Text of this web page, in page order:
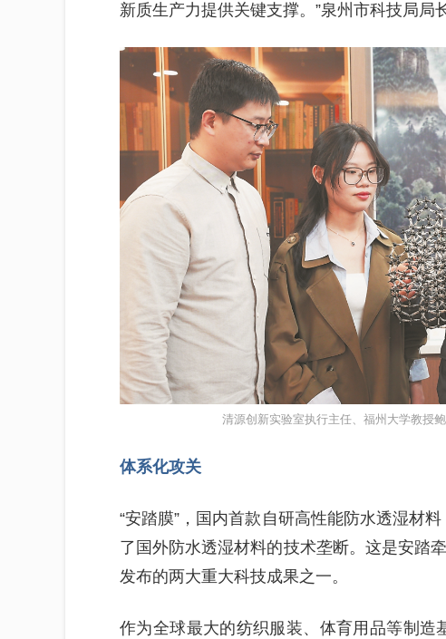
新质生产力提供关键支撑。”泉州市科技局局
清源创新实验室执行主任、福州大学教授
体系化攻关
“安踏膜”，国内首款自研高性能防水透湿材
了国外防水透湿材料的技术垄断。这是安踏
发布的两大重大科技成果之一。
作为全球最大的纺织服装、体育用品等制造